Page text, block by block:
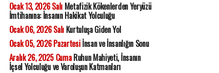
Ocak 13, 2026 SalıMetafizik Kökenlerden Yeryüzü
İmtihanına: İnsanın Hakikat Yolculuğu
Ocak 06, 2026 SalıKurtuluşa Giden Yol
Ocak 05, 2026 Pazartesiİnsan ve İnsanlığın Sonu
Aralık 26, 2025 CumaRuhun Mahiyeti, İnsanın
İçsel Yolculuğu ve Varoluşun Katmanları